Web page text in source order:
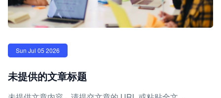
Sun Jul 05 2026
未提供的文章标题